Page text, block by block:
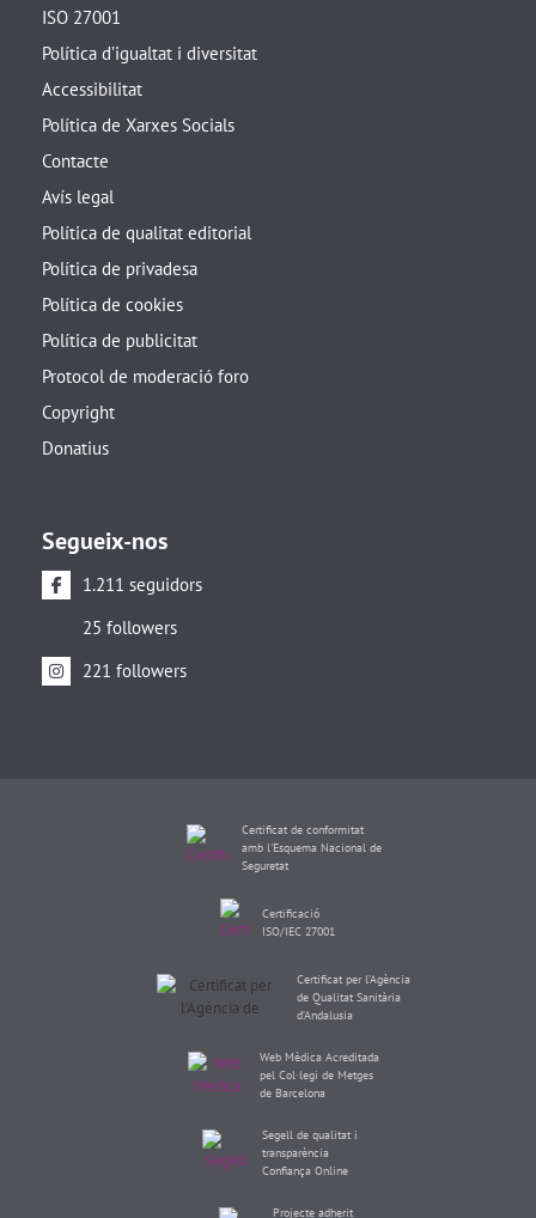
ISO 27001
Política d’igualtat i diversitat
Accessibilitat
Política de Xarxes Socials
Contacte
Avís legal
Política de qualitat editorial
Política de privadesa
Política de cookies
Política de publicitat
Protocol de moderació foro
Copyright
Donatius
Segueix-nos
1.211 seguidors
25 followers
221 followers
Certificat de conformitat
amb l'Esquema Nacional de
Seguretat
Certificació
ISO/IEC 27001
Certificat per l’Agència
de Qualitat Sanitària
d’Andalusia
Web Mèdica Acreditada
pel Col·legi de Metges
de Barcelona
Segell de qualitat i
transparència
Confiança Online
Projecte adherit